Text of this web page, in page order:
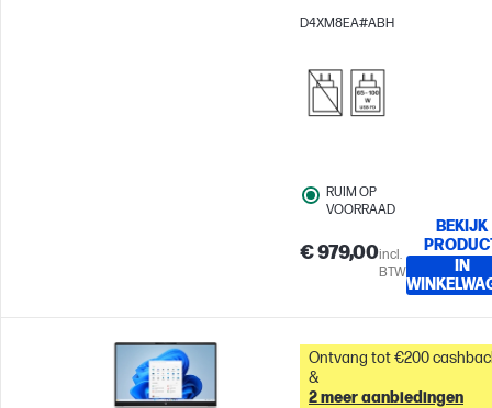
Radeon™ 680M-videokaart
D4XM8EA#ABH
RUIM OP
VOORRAAD
€ 979,00incl.
BTW
BEKIJK
IN
Ontvang tot €200
&
2 meer aanbiedingen